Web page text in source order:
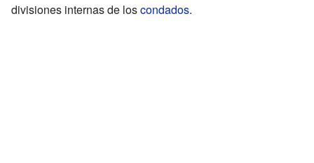
divisiones internas de loscondados.